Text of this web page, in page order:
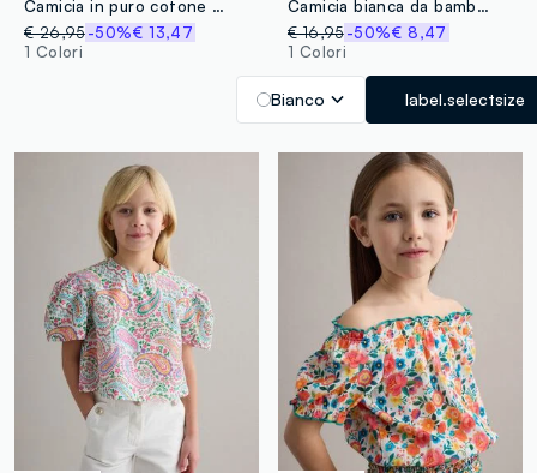
Camicia in puro cotone a righe multicolor da bambina con applicazioni
€ 26,95-50%€ 13,47
1 Colori
Camicia bianca da bambina a maniche lunghe in puro cotone
€ 16,95 -50%€ 8,47
1 Colori
Bianco label.selectsize